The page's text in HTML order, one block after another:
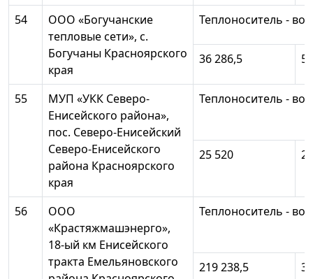
54
ООО «Богучанские
тепловые сети», с.
Богучаны Красноярского
края
Теплоноситель -
36 286,5
55
МУП «УКК Северо-
Енисейского района»,
пос. Северо-Енисейский
Северо-Енисейского
района Красноярского
края
Теплоноситель -
25 520
56
ООО
«Крастяжмашэнерго»,
18-ый км Енисейского
тракта Емельяновского
Теплоноситель -
219 238,5